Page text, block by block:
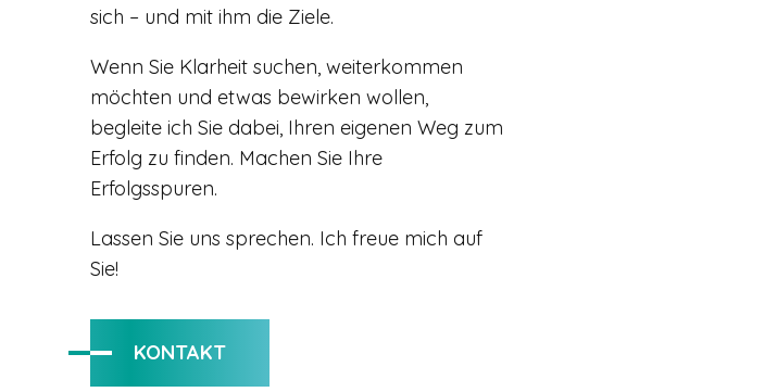
sich – und mit ihm die Ziele.
Wenn Sie Klarheit suchen, weiterkommen
möchten und etwas bewirken wollen,
begleite ich Sie dabei, Ihren eigenen Weg zum
Erfolg zu finden. Machen Sie Ihre
Erfolgsspuren.
Lassen Sie uns sprechen. Ich freue mich auf
Sie!
KONTAKT